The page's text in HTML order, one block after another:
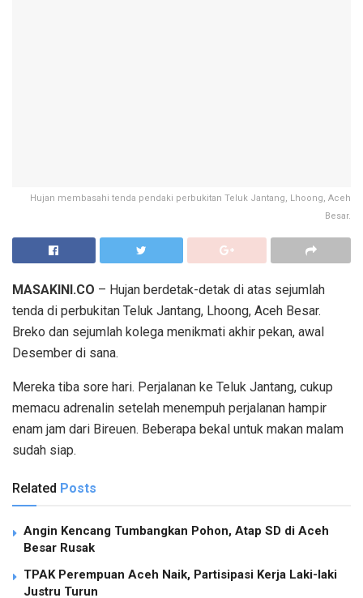
Hujan membasahi tenda pendaki perbukitan Teluk Jantang, Lhoong, Aceh
Besar.
MASAKINI.CO – Hujan berdetak-detak di atas sejumlah
tenda di perbukitan Teluk Jantang, Lhoong, Aceh Besar.
Breko dan sejumlah kolega menikmati akhir pekan, awal
Desember di sana.
Mereka tiba sore hari. Perjalanan ke Teluk Jantang, cukup
memacu adrenalin setelah menempuh perjalanan hampir
enam jam dari Bireuen. Beberapa bekal untuk makan malam
sudah siap.
Related Posts
Angin Kencang Tumbangkan Pohon, Atap SD di Aceh
Besar Rusak
TPAK Perempuan Aceh Naik, Partisipasi Kerja Laki-laki
Justru Turun